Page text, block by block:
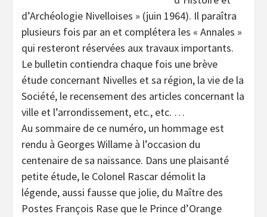
d’Archéologie Nivelloises » (juin 1964). Il paraîtra
plusieurs fois par an et complétera les « Annales »
qui resteront réservées aux travaux importants.
Le bulletin contiendra chaque fois une brève
étude concernant Nivelles et sa région, la vie de la
Société, le recensement des articles concernant la
ville et l’arrondissement, etc., etc. …
Au sommaire de ce numéro, un hommage est
rendu à Georges Willame à l’occasion du
centenaire de sa naissance. Dans une plaisanté
petite étude, le Colonel Rascar démolit la
légende, aussi fausse que jolie, du Maître des
Postes François Rase que le Prince d’Orange